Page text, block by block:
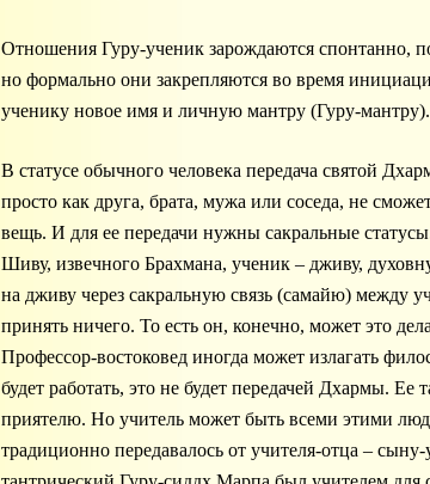
Отношения Гуру-ученик зарождаются спонтанно,
но формально они закрепляются во время
ученику новое имя и личную мантру (Гуру-мантру).
В статусе обычного человека передача святой
просто как друга, брата, мужа или соседа, не
вещь. И для ее передачи нужны сакральные
Шиву, извечного Брахмана, ученик – дживу,
на дживу через сакральную связь (самайю) между
принять ничего. То есть он, конечно, может это
Профессор-востоковед иногда может излагать
будет работать, это не будет передачей Дхармы. Ее
приятелю. Но учитель может быть всеми этими
традиционно передавалось от учителя-отца –